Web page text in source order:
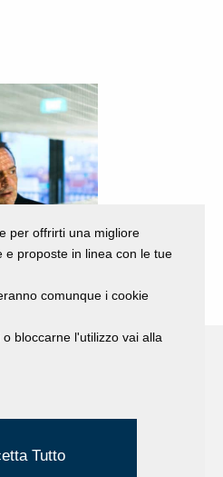
Privacy Policy
per offrirti una migliore
e proposte in linea con le tue
comunque i cookie
bloccarne l'utilizzo vai alla
Tutto